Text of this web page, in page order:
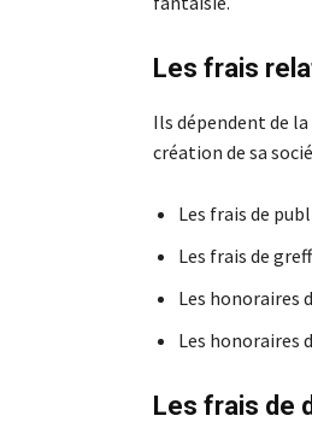
Les frais
Ils dépendent de
création de sa
Les frais de
Les frais de
Les honoraires
Les honoraires
Les frais de